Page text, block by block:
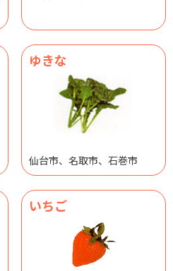
ゆきな
仙台市、名取市、石巻市
いちご